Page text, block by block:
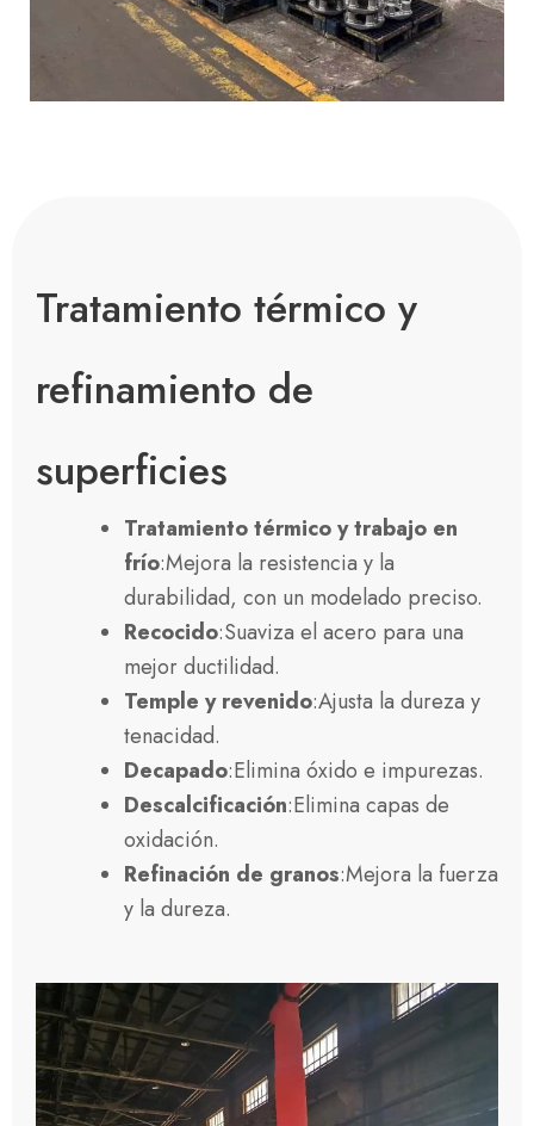
Tratamiento térmico y
refinamiento de
superficies
Tratamiento térmico y trabajo en
frío:Mejora la resistencia y la
durabilidad, con un modelado preciso.
Recocido:Suaviza el acero para una
mejor ductilidad.
Temple y revenido:Ajusta la dureza y
tenacidad.
Decapado:Elimina óxido e impurezas.
Descalcificación:Elimina capas de
oxidación.
Refinación de granos:Mejora la fuerza
y la dureza.